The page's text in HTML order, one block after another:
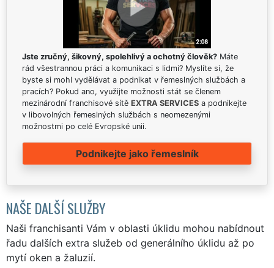
Jste zručný, šikovný, spolehlivý a ochotný člověk? Máte
rád všestrannou práci a komunikaci s lidmi? Myslíte si, že
byste si mohl vydělávat a podnikat v řemeslných službách a
pracích? Pokud ano, využijte možnosti stát se členem
mezinárodní franchisové sítě EXTRA SERVICES a podnikejte
v libovolných řemeslných službách s neomezenými
možnostmi po celé Evropské unii.
Podnikejte jako řemeslník
NAŠE DALŠÍ SLUŽBY
Naši franchisanti Vám v oblasti úklidu mohou nabídnout
řadu dalších extra služeb od generálního úklidu až po
mytí oken a žaluzií.